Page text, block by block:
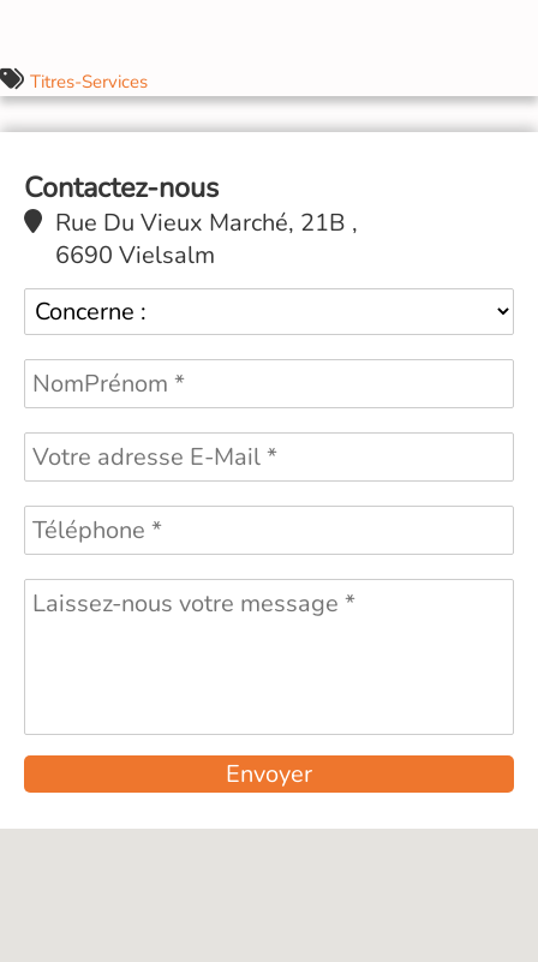
Titres-Services
Contactez-nous
Rue Du Vieux Marché, 21B ,
6690 Vielsalm
Envoyer